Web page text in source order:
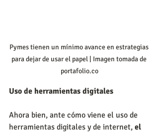
Pymes tienen un mínimo avance en estrategias
para dejar de usar el papel | Imagen tomada de
portafolio.co
Uso de herramientas digitales
Ahora bien, ante cómo viene el uso de
herramientas digitales y de internet, el